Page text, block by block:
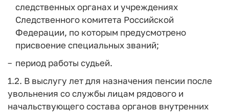
следственных органах и учреждениях
Следственного комитета Российской
Федерации, по которым предусмотрено
присвоение специальных званий;
период работы судьей.
1.2. В выслугу лет для назначения пенсии после
увольнения со службы лицам рядового и
начальствующего состава органов внутренних